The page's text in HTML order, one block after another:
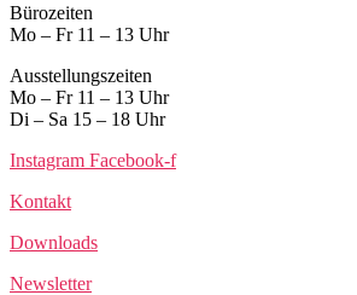
Bürozeiten
Mo – Fr 11 – 13 Uhr
Ausstellungszeiten
Mo – Fr 11 – 13 Uhr
Di – Sa 15 – 18 Uhr
Instagram Facebook-f
Kontakt
Downloads
Newsletter